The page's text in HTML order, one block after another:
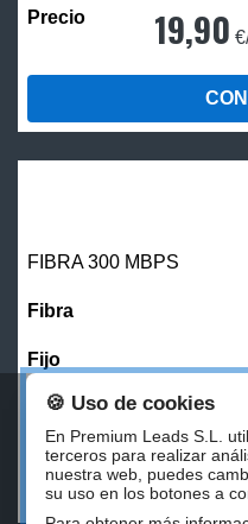
19,90
FIBRA 300 MBPS
🍪 Uso de cookies
En Premium Leads S.L.
terceros para realizar
nuestra web, puedes
su uso en los botones a